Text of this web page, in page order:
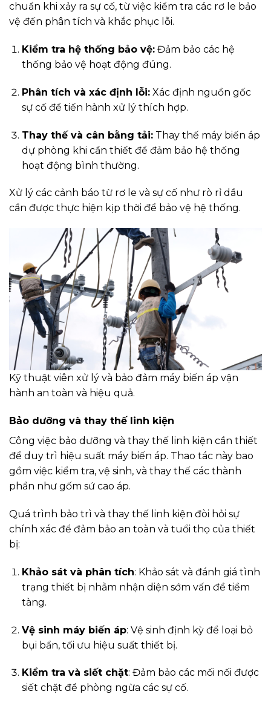
chuẩn khi xảy ra sự cố, từ việc kiểm tra các rơ le bảo
vệ đến phân tích và khắc phục lỗi.
Kiểm tra hệ thống bảo vệ:Đảm bảo các hệ
thống bảo vệ hoạt động đúng.
Phân tích và xác định lỗi:Xác định nguồn gốc
sự cố để tiến hành xử lý thích hợp.
Thay thế và cân bằng tải:Thay thế máy biến áp
dự phòng khi cần thiết để đảm bảo hệ thống
hoạt động bình thường.
Xử lý các cảnh báo từ rơ le và sự cố như rò rỉ dầu
cần được thực hiện kịp thời để bảo vệ hệ thống.
Kỹ thuật viên xử lý và bảo đảm máy biến áp vận
hành an toàn và hiệu quả.
Bảo dưỡng và thay thế linh kiện
Công việc bảo dưỡng và thay thế linh kiện cần thiết
để duy trì hiệu suất máy biến áp. Thao tác này bao
gồm việc kiểm tra, vệ sinh, và thay thế các thành
phần như gốm sứ cao áp.
Quá trình bảo trì và thay thế linh kiện đòi hỏi sự
chính xác để đảm bảo an toàn và tuổi thọ của thiết
bị:
Khảo sát và phân tích: Khảo sát và đánh giá tình
trạng thiết bị nhằm nhận diện sớm vấn đề tiềm
tàng.
Vệ sinh máy biến áp: Vệ sinh định kỳ để loại bỏ
bụi bẩn, tối ưu hiệu suất thiết bị.
Kiểm tra và siết chặt: Đảm bảo các mối nối được
siết chặt để phòng ngừa các sự cố.